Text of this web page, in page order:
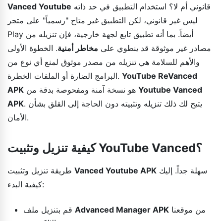
Vanced Youtube
ليس غير قانوني، لكن التطبيق غير متاح "رسمياً" على متجر
Play أيضاً. بما أنه تطبيق تابع لجهة خارجية، فإن تنزيله من
مصادر غير موثوقة قد ينطوي على مخاطر أمنية. الخطوة الأولى
والأهم للسلامة هي تنزيله من مصدر موثوق لمنع أي نوع من
البرامج الضارة أو الملفات الخطرة. YouTube ReVanced
APK
Youtube Vanced
APK. يتيح لك ذلك تنزيله وتثبيته دون الحاجة إلى القلق بشأن
الأمان.
كيفية تنزيل وتثبيت YouTube Vanced؟
Vanced Youtube APK
كيفية البدء:
Advanced Manager APK